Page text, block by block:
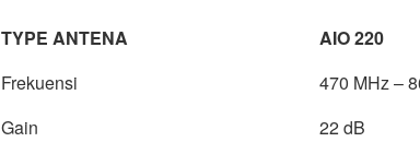
TYPE ANTENA
AIO 220
Frekuensi
470 MHz –
Gain
22 dB